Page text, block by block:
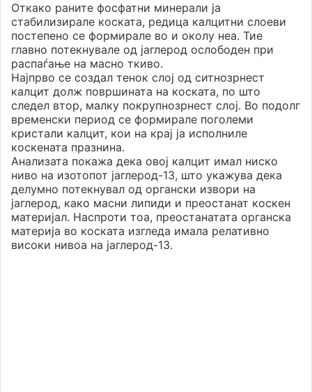
Откако раните фосфатни минерали ја
стабилизирале коската, редица калцитни слоеви
постепено се формирале во и околу неа. Тие
главно потекнувале од јаглерод ослободен при
распаѓање на масно ткиво.
Најпрво се создал тенок слој од ситнозрнест
калцит долж површината на коската, по што
следел втор, малку покрупнозрнест слој. Во подолг
временски период се формирале поголеми
кристали калцит, кои на крај ја исполниле
коскената празнина.
Анализата покажа дека овој калцит имал ниско
ниво на изотопот јаглерод-13, што укажува дека
делумно потекнувал од органски извори на
јаглерод, како масни липиди и преостанат коскен
материјал. Наспроти тоа, преостанатата органска
материја во коската изгледа имала релативно
високи нивоа на јаглерод-13.